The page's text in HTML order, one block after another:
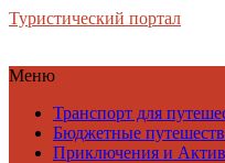
Туристический портал
Меню
Транспорт для
Бюджетные
Приключения и